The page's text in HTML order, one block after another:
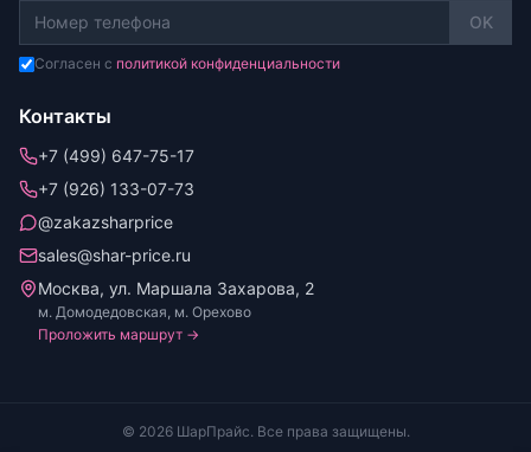
OK
Согласен с политикой конфиденциальности
Контакты
+7 (499) 647-75-17
+7 (926) 133-07-73
@zakazsharprice
sales@shar-price.ru
Москва, ул. Маршала Захарова, 2
м. Домодедовская, м. Орехово
Проложить маршрут →
© 2026 ШарПрайс. Все права защищены.